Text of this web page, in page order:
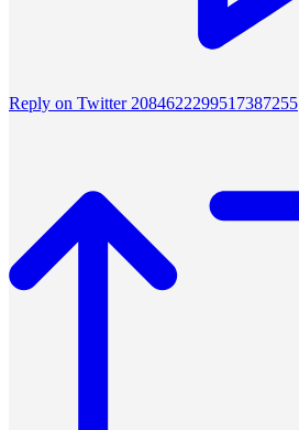
Reply on Twitter 2084622299517387255